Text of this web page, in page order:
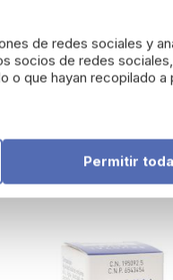
Blefarix Toallitas
Párpados y Pestañas
de redes sociales y
socios de redes
o que hayan recopilado a
Permitir